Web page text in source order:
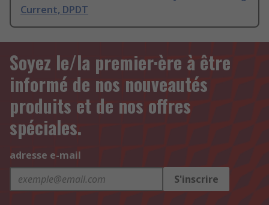
Current, DPDT
Soyez le/la premier·ère à être
informé de nos nouveautés
produits et de nos offres
spéciales.
adresse e-mail
S'inscrire